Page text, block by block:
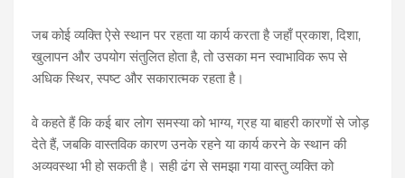
जब कोई व्यक्ति ऐसे स्थान पर रहता या कार्य करता है जहाँ प्रकाश, दिशा,
खुलापन और उपयोग संतुलित होता है, तो उसका मन स्वाभाविक रूप से
अधिक स्थिर, स्पष्ट और सकारात्मक रहता है।
वे कहते हैं कि कई बार लोग समस्या को भाग्य, ग्रह या बाहरी कारणों से जोड़
देते हैं, जबकि वास्तविक कारण उनके रहने या कार्य करने के स्थान की
अव्यवस्था भी हो सकती है। सही ढंग से समझा गया वास्तु व्यक्ति को